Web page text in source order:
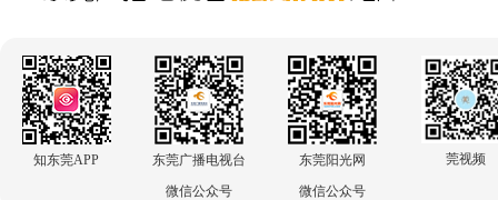
知东莞APP
东莞广播电视台
微信公众号
东莞阳光网
微信公众号
莞视频